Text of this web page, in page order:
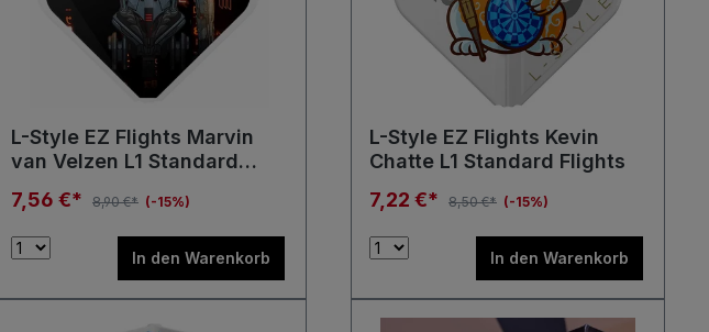
L-Style EZ Flights Marvin
van Velzen L1 Standard
7,56 €* 8,90 €* (-15%)
In den Warenkorb
L-Style EZ Flights Kevin
Chatte L1 Standard Flights
7,22 €*
8,50 €* (-15%)
In den Warenkorb